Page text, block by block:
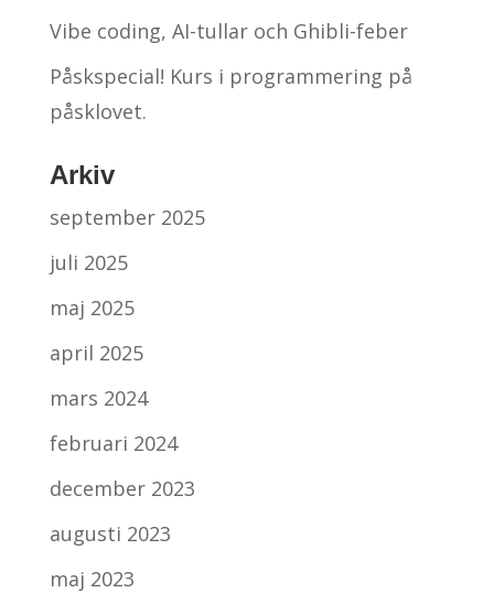
Vibe coding, AI-tullar och Ghibli-feber
Påskspecial! Kurs i programmering på
påsklovet.
Arkiv
september 2025
juli 2025
maj 2025
april 2025
mars 2024
februari 2024
december 2023
augusti 2023
maj 2023